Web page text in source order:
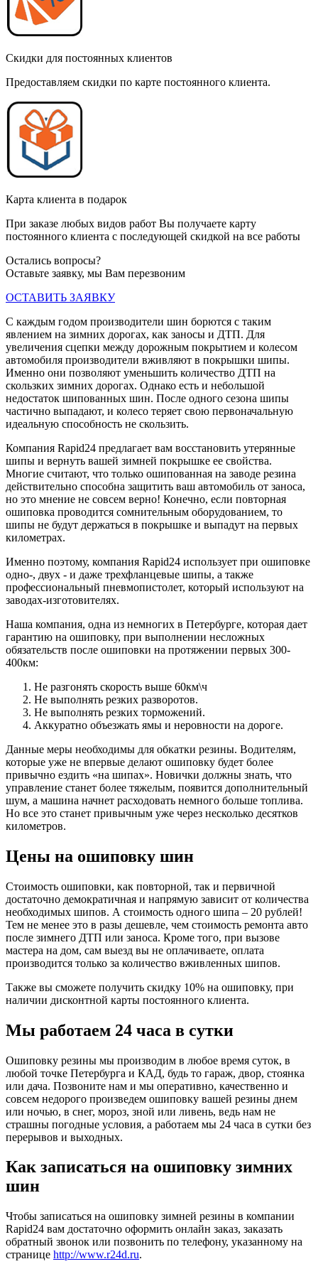
Скидки для постоянных клиентов
Предоставляем скидки по карте постоянного клиента.
Карта клиента в подарок
При заказе любых видов работ Вы получаете карту
постоянного клиента с последующей скидкой на все работы
Остались вопросы?
Оставьте заявку, мы Вам перезвоним
ОСТАВИТЬ ЗАЯВКУ
С каждым годом производители шин борются с таким
явлением на зимних дорогах, как заносы и ДТП. Для
увеличения сцепки между дорожным покрытием и колесом
автомобиля производители вживляют в покрышки шипы.
Именно они позволяют уменьшить количество ДТП на
скользких зимних дорогах. Однако есть и небольшой
недостаток шипованных шин. После одного сезона шипы
частично выпадают, и колесо теряет свою первоначальную
идеальную способность не скользить.
Компания Rapid24 предлагает вам восстановить утерянные
шипы и вернуть вашей зимней покрышке ее свойства.
Многие считают, что только ошипованная на заводе резина
действительно способна защитить ваш автомобиль от заноса,
но это мнение не совсем верно! Конечно, если повторная
ошиповка проводится сомнительным оборудованием, то
шипы не будут держаться в покрышке и выпадут на первых
километрах.
Именно поэтому, компания Rapid24 использует при ошиповке
одно-, двух - и даже трехфланцевые шипы, а также
профессиональный пневмопистолет, который используют на
заводах-изготовителях.
Наша компания, одна из немногих в Петербурге, которая дает
гарантию на ошиповку, при выполнении несложных
обязательств после ошиповки на протяжении первых 300-
400км:
Не разгонять скорость выше 60км\ч
Не выполнять резких разворотов.
Не выполнять резких торможений.
Аккуратно объезжать ямы и неровности на дороге.
Данные меры необходимы для обкатки резины. Водителям,
которые уже не впервые делают ошиповку будет более
привычно ездить «на шипах». Новички должны знать, что
управление станет более тяжелым, появится дополнительный
шум, а машина начнет расходовать немного больше топлива.
Но все это станет привычным уже через несколько десятков
километров.
Цены на ошиповку шин
Стоимость ошиповки, как повторной, так и первичной
достаточно демократичная и напрямую зависит от количества
необходимых шипов. А стоимость одного шипа – 20 рублей!
Тем не менее это в разы дешевле, чем стоимость ремонта авто
после зимнего ДТП или заноса. Кроме того, при вызове
мастера на дом, сам выезд вы не оплачиваете, оплата
производится только за количество вживленных шипов.
Также вы сможете получить скидку 10% на ошиповку, при
наличии дисконтной карты постоянного клиента.
Мы работаем 24 часа в сутки
Ошиповку резины мы производим в любое время суток, в
любой точке Петербурга и КАД, будь то гараж, двор, стоянка
или дача. Позвоните нам и мы оперативно, качественно и
совсем недорого произведем ошиповку вашей резины днем
или ночью, в снег, мороз, зной или ливень, ведь нам не
страшны погодные условия, а работаем мы 24 часа в сутки без
перерывов и выходных.
Как записаться на ошиповку зимних
шин
Чтобы записаться на ошиповку зимней резины в компании
Rapid24 вам достаточно оформить онлайн заказ, заказать
обратный звонок или позвонить по телефону, указанному на
странице http://www.r24d.ru.